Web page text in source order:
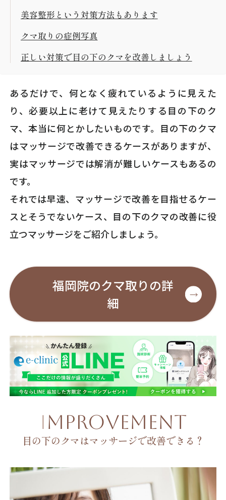
美容整形という対策方法もあります
クマ取りの症例写真
正しい対策で目の下のクマを改善しましょう
あるだけで、何となく疲れているように見えた
り、必要以上に老けて見えたりする目の下のク
マ、本当に何とかしたいものです。目の下のクマ
はマッサージで改善できるケースがありますが、
実はマッサージでは解消が難しいケースもあるの
です。
それでは早速、マッサージで改善を目指せるケー
スとそうでないケース、目の下のクマの改善に役
立つマッサージをご紹介しましょう。
福岡院のクマ取りの詳
細
IMPROVEMENT
目の下のクマはマッサージで改善できる？